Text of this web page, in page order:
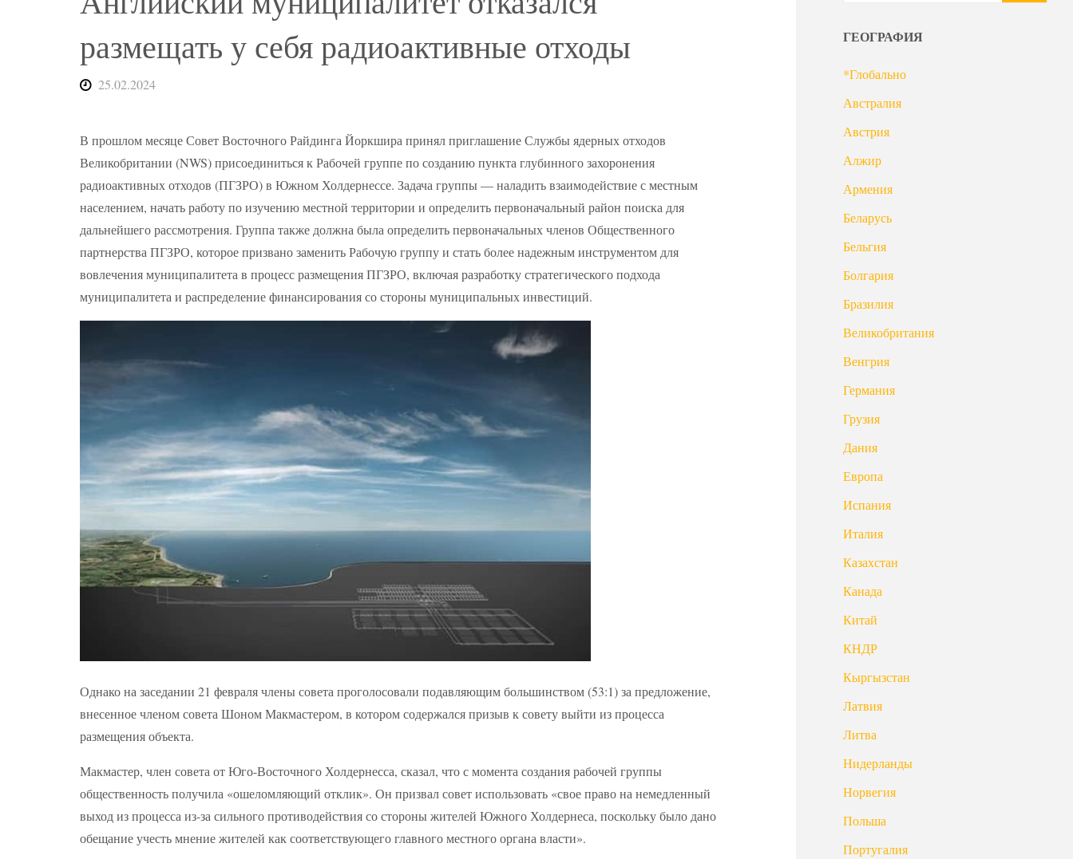
размещать у себя радиоактивные отходы
25.02.2024
В прошлом месяце Совет Восточного Райдинга Йоркшира принял приглашение Службы ядерных отходов
Великобритании (NWS) присоединиться к Рабочей группе по созданию пункта глубинного захоронения
радиоактивных отходов (ПГЗРО) в Южном Холдернессе. Задача группы — наладить взаимодействие с местным
населением, начать работу по изучению местной территории и определить первоначальный район поиска для
дальнейшего рассмотрения. Группа также должна была определить первоначальных членов Общественного
партнерства ПГЗРО, которое призвано заменить Рабочую группу и стать более надежным инструментом для
вовлечения муниципалитета в процесс размещения ПГЗРО, включая разработку стратегического подхода
муниципалитета и распределение финансирования со стороны муниципальных инвестиций.
Однако на заседании 21 февраля члены совета проголосовали подавляющим большинством (53:1) за предложение,
внесенное членом совета Шоном Макмастером, в котором содержался призыв к совету выйти из процесса
размещения объекта.
Макмастер, член совета от Юго-Восточного Холдернесса, сказал, что с момента создания рабочей группы
общественность получила «ошеломляющий отклик». Он призвал совет использовать «свое право на немедленный
выход из процесса из-за сильного противодействия со стороны жителей Южного Холдернеса, поскольку было дано
обещание учесть мнение жителей как соответствующего главного местного органа власти».
ГЕОГРАФИЯ
*Глобально
Австралия
Австрия
Алжир
Армения
Беларусь
Бельгия
Болгария
Бразилия
Великобритания
Венгрия
Германия
Грузия
Дания
Европа
Испания
Италия
Казахстан
Канада
Китай
КНДР
Кыргызстан
Латвия
Литва
Нидерланды
Норвегия
Польша
Португалия